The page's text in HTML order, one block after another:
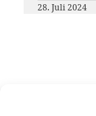
28. Juli 2024